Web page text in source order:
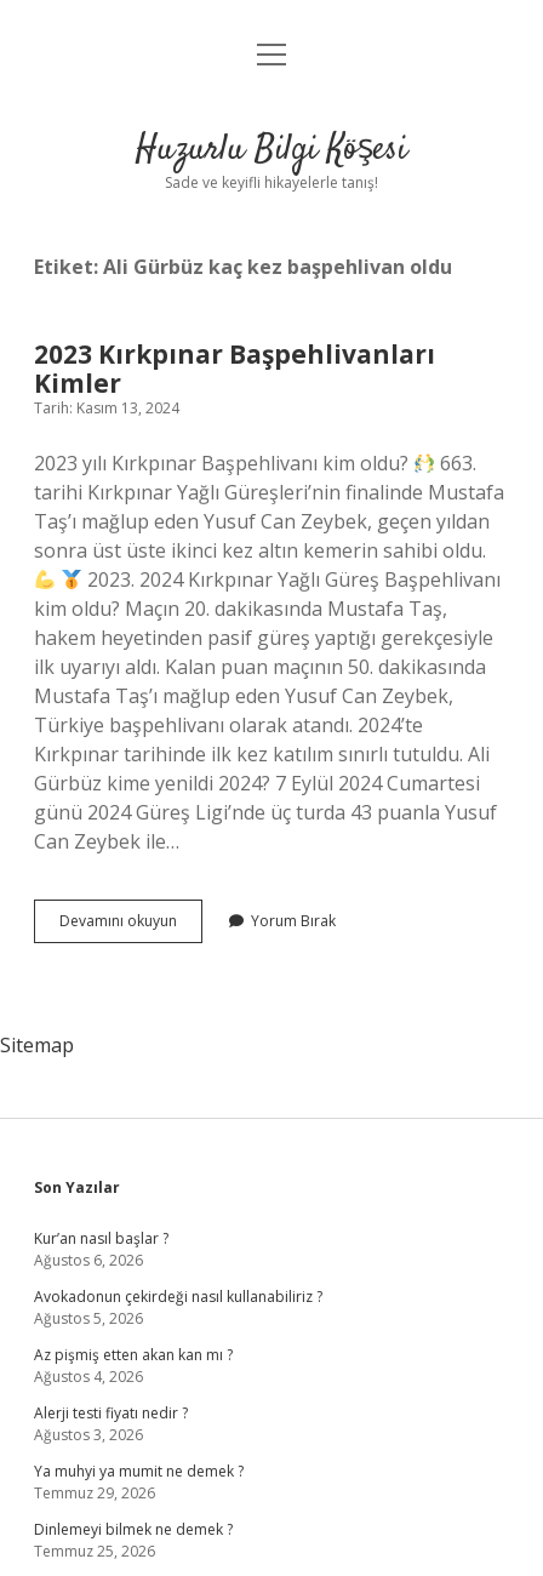
Anasayfa
Yasal Uyarı
menüyü
Huzurlu Bilgi Köşesi
Sade ve keyifli hikayelerle tanış!
Etiket:Ali Gürbüz kaç kez başpehlivan oldu
2023 Kırkpınar Başpehlivanları
Kimler
Tarih: Kasım 13, 2024
2023 yılı Kırkpınar Başpehlivanı kim oldu?
663.
tarihi Kırkpınar Yağlı Güreşleri’nin finalinde Mustafa
Taş’ı mağlup eden Yusuf Can Zeybek, geçen yıldan
sonra üst üste ikinci kez altın kemerin sahibi oldu.
2023. 2024 Kırkpınar Yağlı Güreş Başpehlivanı
kim oldu? Maçın 20. dakikasında Mustafa Taş,
hakem heyetinden pasif güreş yaptığı gerekçesiyle
ilk uyarıyı aldı. Kalan puan maçının 50. dakikasında
Mustafa Taş’ı mağlup eden Yusuf Can Zeybek,
Türkiye başpehlivanı olarak atandı. 2024’te
Kırkpınar tarihinde ilk kez katılım sınırlı tutuldu. Ali
Gürbüz kime yenildi 2024? 7 Eylül 2024 Cumartesi
günü 2024 Güreş Ligi’nde üç turda 43 puanla Yusuf
Can Zeybek ile…
Devamını okuyun
Kırkpınar
Yorum Bırak
Sitemap
Sidebar
Son Yazılar
Kur’an nasıl başlar ?
Ağustos 6, 2026
Avokadonun çekirdeği nasıl kullanabiliriz ?
Ağustos 5, 2026
Az pişmiş etten akan kan mı ?
Ağustos 4, 2026
Alerji testi fiyatı nedir ?
Ağustos 3, 2026
Ya muhyi ya mumit ne demek ?
Temmuz 29, 2026
Dinlemeyi bilmek ne demek ?
Temmuz 25, 2026